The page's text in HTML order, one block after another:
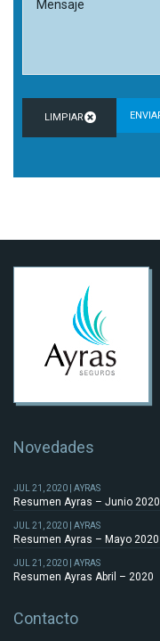
Novedades
JUL 21, 2020 | AYRAS
Resumen Ayras – Junio 2020
JUL 21, 2020 | AYRAS
Resumen Ayras – Mayo 2020
JUL 21, 2020 | AYRAS
Resumen Ayras Abril – 2020
Contacto